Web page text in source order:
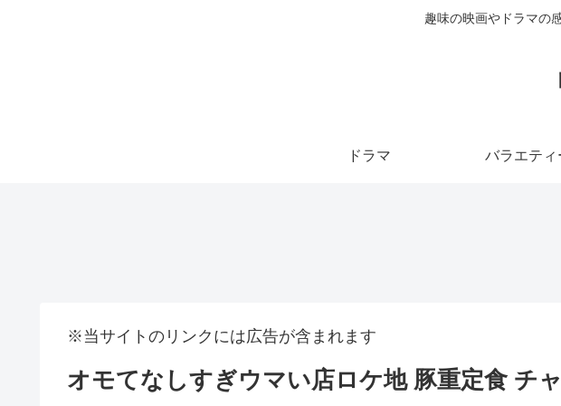
趣味の映画やドラマの
ドラマ バラエティ
※当サイトのリンクには広告が含まれます
オモてなしすぎウマい店ロケ地 豚重定食 チ